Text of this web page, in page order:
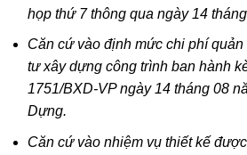
họp thứ 7 thông qua ngày 14
Căn cứ vào định mức chi phí
tư xây dựng công trình ban hành
1751/BXD-VP ngày 14 tháng 08
Dựng.
Căn cứ vào nhiệm vụ thiết kế